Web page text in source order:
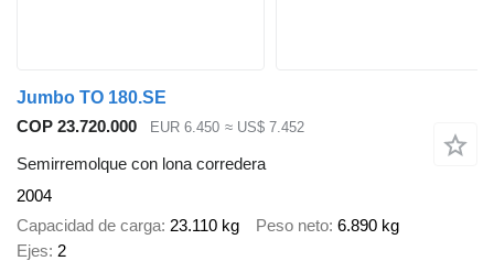
Jumbo TO 180.SE
COP 23.720.000
EUR 6.450 ≈ US$ 7.452
Semirremolque con lona corredera
2004
Capacidad de carga 23.110 kg Peso neto 6.890 kg
Ejes 2